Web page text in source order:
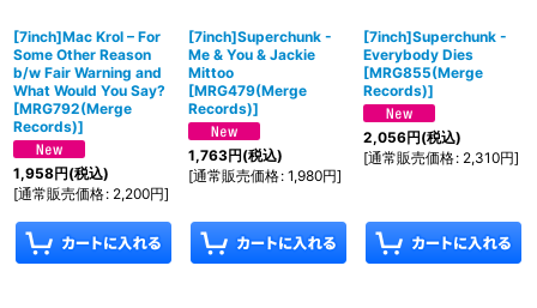
[7inch]Mac Krol – For
Some Other Reason
b/w Fair Warning and
What Would You Say?
[MRG792(Merge
Records)]
1,958円(税込)
[通常販売価格: 2,200円]
[7inch]Superchunk -
Me & You & Jackie
Mittoo
[MRG479(Merge
Records)]
1,763円(税込)
[通常販売価格: 1,980円]
[7inch]Superchunk -
Everybody Dies
[MRG855(Merge
Records)]
2,056円(税込)
[通常販売価格: 2,310円]